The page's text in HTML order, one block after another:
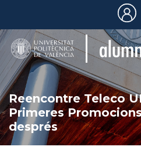
contenido
principal
de
de
Reencontre Teleco
Primeres
després